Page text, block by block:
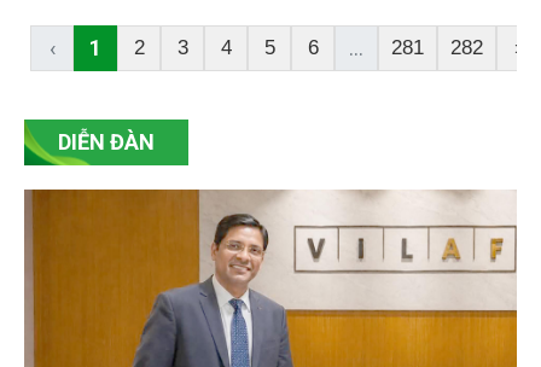
cơ sở dữ liệu đất đai. Những giải pháp này được kỳ
vọng sẽ khơi thông nguồn lực, chống thất thoát,
xã hội của tỉnh.
‹ 1 2 3 4 5 6 ... 281 282 ›
DIỄN ĐÀN